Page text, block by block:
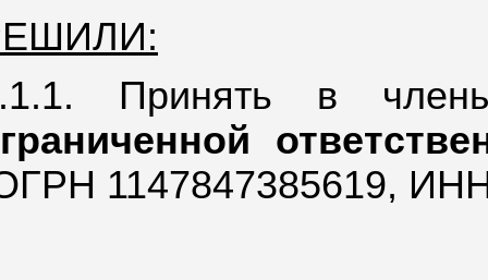
Принять в
1147847385619,